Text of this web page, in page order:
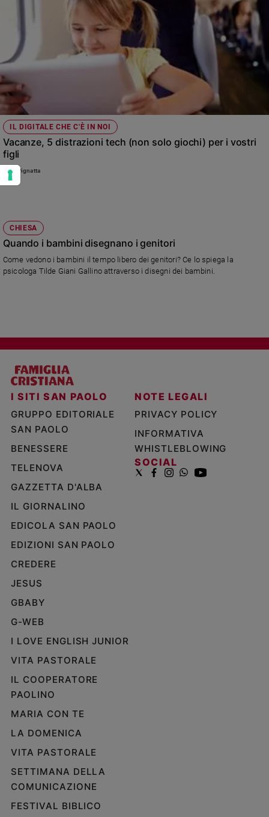
IL DIGITALE CHE C'È IN NOI
Vacanze, 5 distrazioni tech (non solo giochi) per i vostri
figli
Pino Pignatta
CHIESA
Quando i bambini disegnano i genitori
Come vedono i bambini il tempo libero dei genitori? Ce lo spiega la
psicologa Tilde Giani Gallino attraverso i disegni dei bambini.
I SITI SAN PAOLO
GRUPPO EDITORIALE
SAN PAOLO
BENESSERE
TELENOVA
GAZZETTA D'ALBA
IL GIORNALINO
EDICOLA SAN PAOLO
EDIZIONI SAN PAOLO
CREDERE
JESUS
GBABY
G-WEB
I LOVE ENGLISH JUNIOR
VITA PASTORALE
IL COOPERATORE
PAOLINO
MARIA CON TE
LA DOMENICA
VITA PASTORALE
SETTIMANA DELLA
COMUNICAZIONE
FESTIVAL BIBLICO
NOTE LEGALI
PRIVACY POLICY
INFORMATIVA
WHISTLEBLOWING
SOCIAL